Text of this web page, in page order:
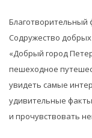
Благотворительный
Содружество
«Добрый город
пешеходное
увидеть самые
удивительные
и прочувствовать